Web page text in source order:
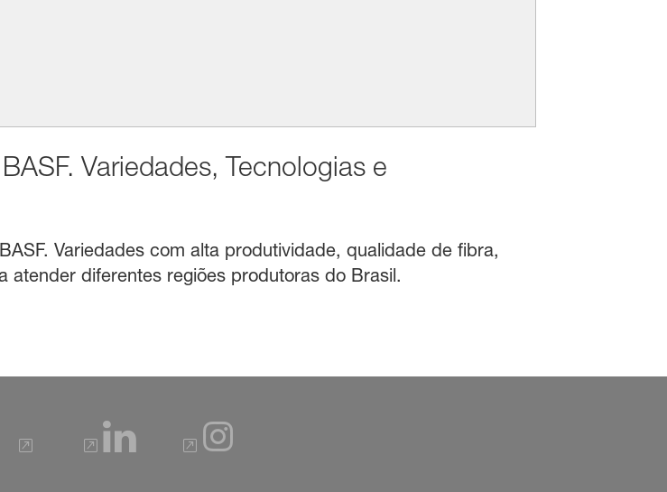
Variedades, Tecnologias e
Variedades com alta produtividade, qualidade de fibra,
atender diferentes regiões produtoras do Brasil.